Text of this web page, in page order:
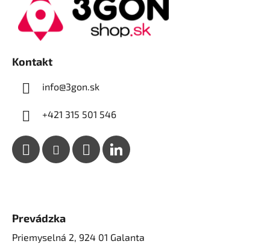
Kontakt
info@3gon.sk
+421 315 501 546
Prevádzka
Priemyselná 2, 924 01 Galanta